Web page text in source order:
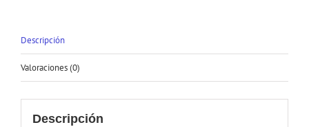
Descripción
Valoraciones (0)
Descripción